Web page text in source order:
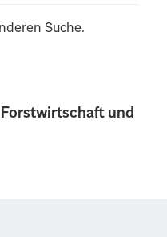
und
Suche.